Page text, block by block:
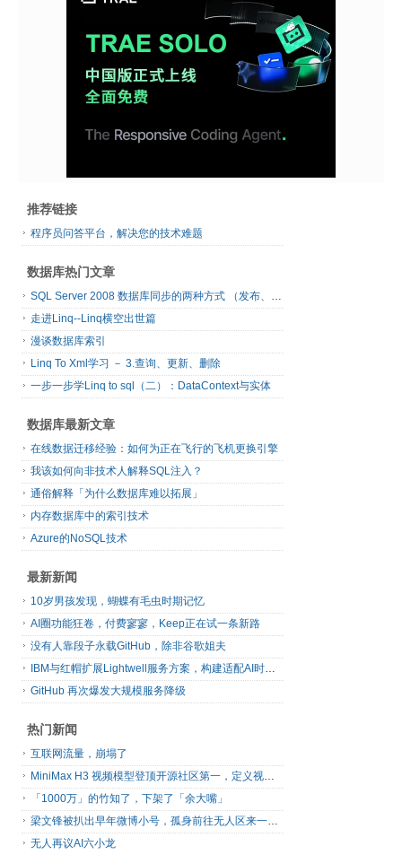
推荐链接
程序员问答平台，解决您的技术难题
数据库热门文章
SQL Server 2008 数据库同步的两种方式 （发布、订阅）
走进Linq--Linq横空出世篇
漫谈数据库索引
Linq To Xml学习 － 3.查询、更新、删除
一步一步学Linq to sql（二）：DataContext与实体
数据库最新文章
在线数据迁移经验：如何为正在飞行的飞机更换引擎
我该如何向非技术人解释SQL注入？
通俗解释「为什么数据库难以拓展」
内存数据库中的索引技术
Azure的NoSQL技术
最新新闻
10岁男孩发现，蝴蝶有毛虫时期记忆
AI圈功能狂卷，付费寥寥，Keep正在试一条新路
没有人靠段子永载GitHub，除非谷歌姐夫
IBM与红帽扩展Lightwell服务方案，构建适配AI时代开源生态的可信基础设施
GitHub 再次爆发大规模服务降级
热门新闻
互联网流量，崩塌了
MiniMax H3 视频模型登顶开源社区第一，定义视频模型领域“斩杀线”
「1000万」的竹知了，下架了「余大嘴」
梁文锋被扒出早年微博小号，孤身前往无人区来一场相当 deep 的 seek 旅行
无人再议AI六小龙